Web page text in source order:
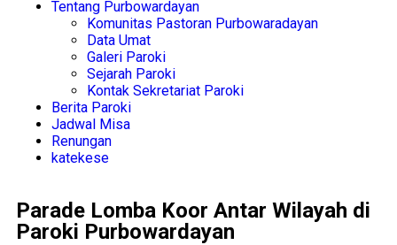
Tentang Purbowardayan
Komunitas Pastoran Purbowaradayan
Data Umat
Galeri Paroki
Sejarah Paroki
Kontak Sekretariat Paroki
Berita Paroki
Jadwal Misa
Renungan
katekese
Parade Lomba Koor Antar Wilayah di
Paroki Purbowardayan